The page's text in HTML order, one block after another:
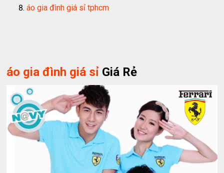
áo gia đình giá sỉ tphcm
áo gia đình giá sỉ Giá Rẻ